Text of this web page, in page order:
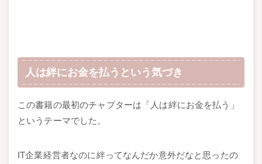
人は絆にお金を払うという気づき
この書籍の最初のチャプターは「人は絆にお金を払う」
というテーマでした。
IT企業経営者なのに絆ってなんだか意外だなと思ったの